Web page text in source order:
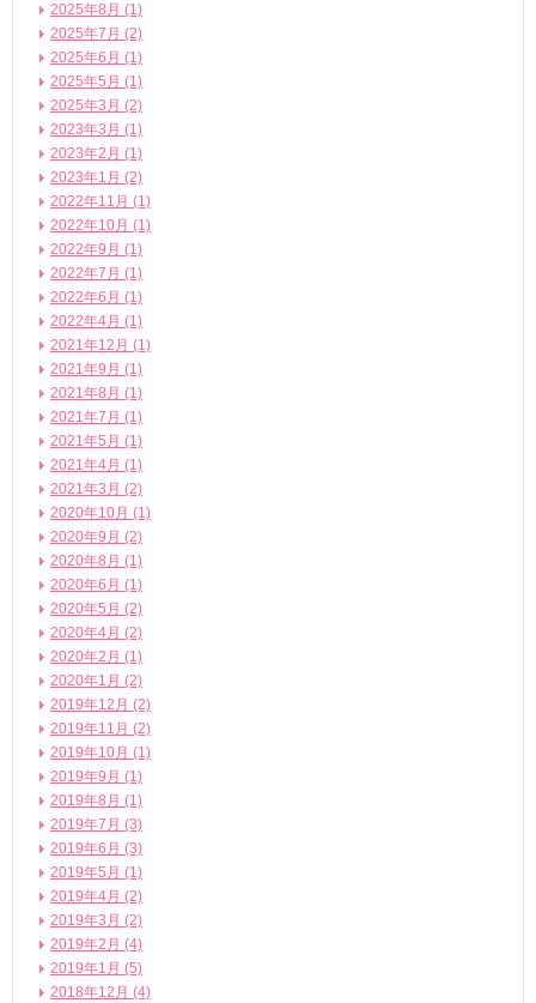
2025年8月 (1)
2025年7月 (2)
2025年6月 (1)
2025年5月 (1)
2025年3月 (2)
2023年3月 (1)
2023年2月 (1)
2023年1月 (2)
2022年11月 (1)
2022年10月 (1)
2022年9月 (1)
2022年7月 (1)
2022年6月 (1)
2022年4月 (1)
2021年12月 (1)
2021年9月 (1)
2021年8月 (1)
2021年7月 (1)
2021年5月 (1)
2021年4月 (1)
2021年3月 (2)
2020年10月 (1)
2020年9月 (2)
2020年8月 (1)
2020年6月 (1)
2020年5月 (2)
2020年4月 (2)
2020年2月 (1)
2020年1月 (2)
2019年12月 (2)
2019年11月 (2)
2019年10月 (1)
2019年9月 (1)
2019年8月 (1)
2019年7月 (3)
2019年6月 (3)
2019年5月 (1)
2019年4月 (2)
2019年3月 (2)
2019年2月 (4)
2019年1月 (5)
2018年12月 (4)